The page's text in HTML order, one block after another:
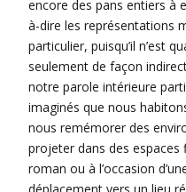
encore des pans entiers à
à-dire les représentations
particulier, puisqu’il n’est
seulement de façon
notre parole intérieure
imaginés que nous
nous remémorer des
projeter dans des espaces
roman ou à l’occasion
déplacement vers un lieu